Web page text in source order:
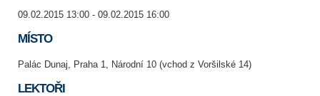
09.02.2015 13:00 - 09.02.2015 16:00
MÍSTO
Palác Dunaj, Praha 1, Národní 10 (vchod z Voršilské 14)
LEKTOŘI